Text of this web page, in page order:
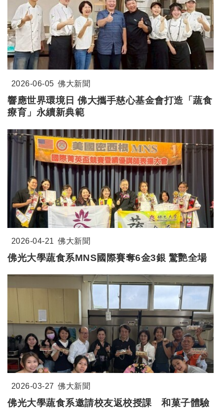
2026-06-05 佛大新聞
響應世界環境日 佛大攜手慈心基金會打造「蔬食
療育」永續新典範
2026-04-21 佛大新聞
佛光大學蔬食系MNS國際賽奪6金3銀 驚艷全場
2026-03-27 佛大新聞
佛光大學蔬食系邀請校友返校授課 和菓子體驗